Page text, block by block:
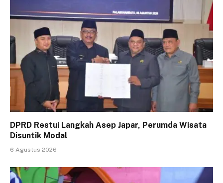
DPRD Restui Langkah Asep Japar, Perumda Wisata
Disuntik Modal
6 Agustus 2026